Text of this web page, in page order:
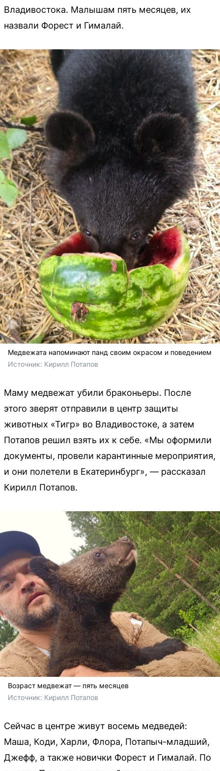
Владивостока. Малышам пять месяцев, их
назвали Форест и Гималай.
Медвежата напоминают панд своим окрасом и поведением
Источник: Кирилл Потапов
Маму медвежат убили браконьеры. После
этого зверят отправили в центр защиты
животных «Тигр» во Владивостоке, а затем
Потапов решил взять их к себе. «Мы оформили
документы, провели карантинные мероприятия,
и они полетели в Екатеринбург», — рассказал
Кирилл Потапов.
Возраст медвежат — пять месяцев
Источник: Кирилл Потапов
Сейчас в центре живут восемь медведей:
Маша, Коди, Харли, Флора, Потапыч-младший,
Джефф, а также новички Форест и Гималай. По